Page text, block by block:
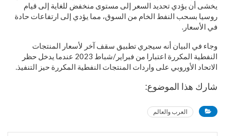
يخشى أن يؤدي تحديد السعر إلى مستوى منخفض للغاية إلى قيام
روسيا بسحب النفط الخام من السوق، مما يؤدي إلى ارتفاعات حادة
في الأسعار.
وجاء في البيان أنه سيجري تطبيق سقف آخر لأسعار المنتجات
النفطية المكررة اعتبارا من فبراير/شباط 2023 عندما يدخل حظر
الاتحاد الأوروبي على واردات المنتجات النفطية المكررة حيز التنفيذ.
شارك هذا الموضوع:
العرب والعالم